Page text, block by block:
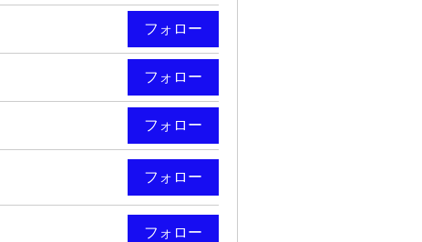
フォロー
フォロー
フォロー
フォロー
フォロー